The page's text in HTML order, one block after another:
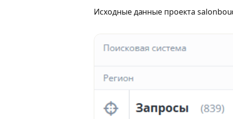
Исходные данные проекта